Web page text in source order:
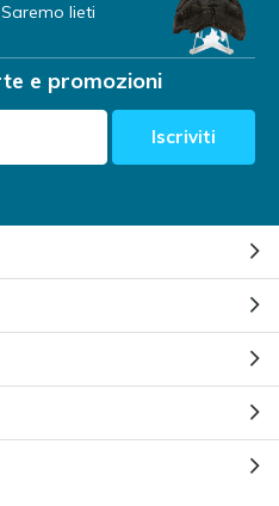
lieti
e promozioni
Iscriviti